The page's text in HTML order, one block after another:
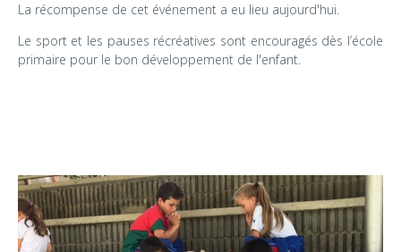
La récompense de cet événement a eu lieu aujourd'hui.
Le sport et les pauses récréatives sont encouragés dès l’école
primaire pour le bon développement de l'enfant.